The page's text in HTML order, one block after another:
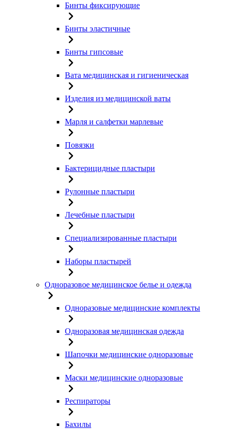
Бинты фиксирующие
Бинты эластичные
Бинты гипсовые
Вата медицинская и гигиеническая
Изделия из медицинской ваты
Марля и салфетки марлевые
Повязки
Бактерицидные пластыри
Рулонные пластыри
Лечебные пластыри
Специализированные пластыри
Наборы пластырей
Одноразовое медицинское белье и одежда
Одноразовые медицинские комплекты
Одноразовая медицинская одежда
Шапочки медицинские одноразовые
Маски медицинские одноразовые
Респираторы
Бахилы